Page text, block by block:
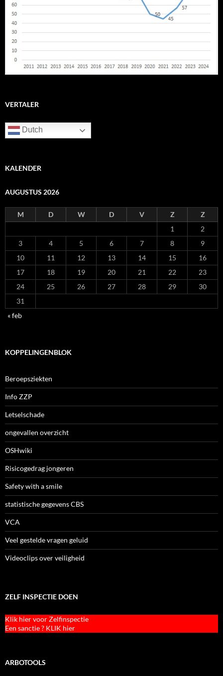
VERTALER
Dutch
KALENDER
AUGUSTUS 2026
M D W D V Z
Z
1
2
3
4 5 6 7 8
9
10
11 12 13 14 15
16
17
18 19 20 21 22
23
24
25 26 27 28 29
30
31
« feb
KOPPELINGENBLOK
Beroepsziekten
Info ZZP
Letselschade
ongevallen overzicht
OSHwiki
Risicogedrag jongeren
Safety with a smile
statistische gegevens CBS
VCA
Veel gestelde vragen geluid
Videoclips over veiligheid
ZELF INSPECTIE DOEN
Klik hier voor Zelfinspectie
Een sanctie ? KLIK hier
ARBOTOOLS